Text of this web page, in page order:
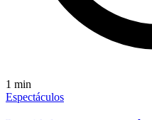
1 min
Espectáculos